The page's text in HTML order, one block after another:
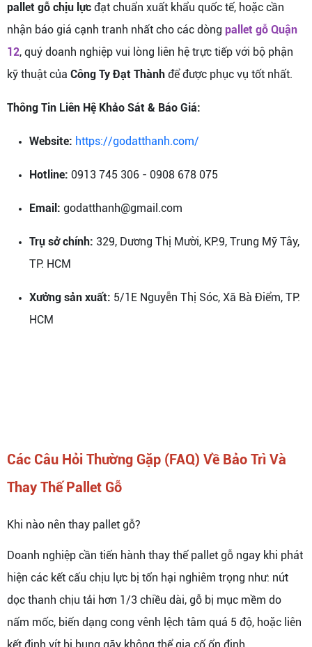
pallet gỗ chịu lực đạt chuẩn xuất khẩu quốc tế, hoặc cần
nhận báo giá cạnh tranh nhất cho các dòng pallet gỗ Quận
12, quý doanh nghiệp vui lòng liên hệ trực tiếp với bộ phận
kỹ thuật của Công Ty Đạt Thành để được phục vụ tốt nhất.
Thông Tin Liên Hệ Khảo Sát & Báo Giá:
Website: https://godatthanh.com/
Hotline: 0913 745 306 - 0908 678 075
Email: godatthanh@gmail.com
Trụ sở chính: 329, Dương Thị Mười, KP.9, Trung Mỹ Tây,
TP. HCM
Xưởng sản xuất: 5/1E Nguyễn Thị Sóc, Xã Bà Điểm, TP.
HCM
Các Câu Hỏi Thường Gặp (FAQ) Về Bảo Trì Và
Thay Thế Pallet Gỗ
Khi nào nên thay pallet gỗ?
Doanh nghiệp cần tiến hành thay thế pallet gỗ ngay khi phát
hiện các kết cấu chịu lực bị tổn hại nghiêm trọng như: nứt
dọc thanh chịu tải hơn 1/3 chiều dài, gỗ bị mục mềm do
nấm mốc, biến dạng cong vênh lệch tâm quá 5 độ, hoặc liên